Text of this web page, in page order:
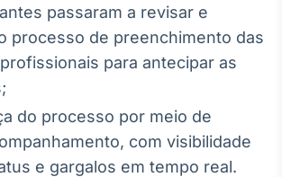
passaram a revisar e
processo de preenchimento das
para antecipar as
do processo por meio de
com visibilidade
e gargalos em tempo real.